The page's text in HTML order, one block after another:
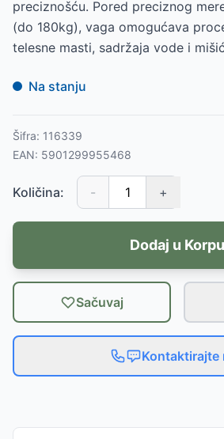
preciznošću. Pored preciznog
(do 180kg), vaga omogućava
telesne masti, sadržaja vode i
Na stanju
Šifra: 116339
EAN: 5901299955468
Količina: - +
Dodaj u Korpu
Sačuvaj
Kontaktirajte